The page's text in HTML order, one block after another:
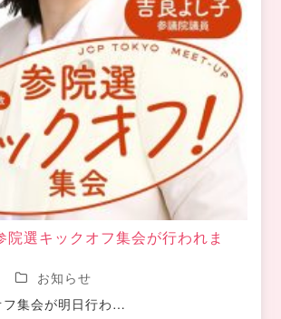
選キックオフ集会が行われま
お知らせ
フ集会が明日行わ…